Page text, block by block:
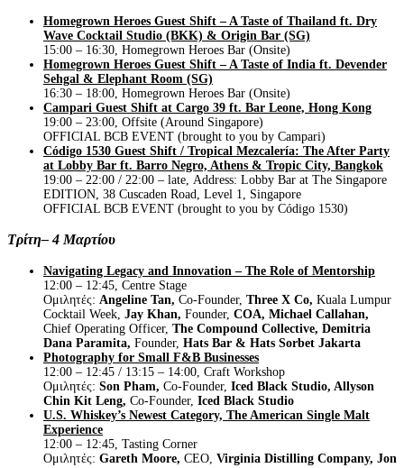
Homegrown Heroes Guest Shift – A Taste of Thailand ft. Dry
Wave Cocktail Studio (BKK) & Origin Bar (SG)
15:00 – 16:30, Homegrown Heroes Bar (Onsite)
Homegrown Heroes Guest Shift – A Taste of India ft. Devender
Sehgal & Elephant Room (SG)
16:30 – 18:00, Homegrown Heroes Bar (Onsite)
Campari Guest Shift at Cargo 39 ft. Bar Leone, Hong Kong
19:00 – 23:00, Offsite (Around Singapore)
OFFICIAL BCB EVENT (brought to you by Campari)
Código 1530 Guest Shift / Tropical Mezcalería: The After Party
at Lobby Bar ft. Barro Negro, Athens & Tropic City, Bangkok
19:00 – 22:00 / 22:00 – late, Address: Lobby Bar at The Singapore
EDITION, 38 Cuscaden Road, Level 1, Singapore
OFFICIAL BCB EVENT (brought to you by Código 1530)
Τρίτη– 4 Μαρτίου
Navigating Legacy and Innovation – The Role of Mentorship
12:00 – 12:45, Centre Stage
Ομιλητές: Angeline Tan, Co-Founder, Three X Co, Kuala Lumpur
Cocktail Week, Jay Khan, Founder, COA, Michael Callahan,
Chief Operating Officer, The Compound Collective, Demitria
Dana Paramita, Founder, Hats Bar & Hats Sorbet Jakarta
Photography for Small F&B Businesses
12:00 – 12:45 / 13:15 – 14:00, Craft Workshop
Ομιλητές: Son Pham, Co-Founder, Iced Black Studio, Allyson
Chin Kit Leng, Co-Founder, Iced Black Studio
U.S. Whiskey’s Newest Category, The American Single Malt
Experience
12:00 – 12:45, Tasting Corner
Ομιλητές: Gareth Moore, CEO, Virginia Distilling Company, Jon